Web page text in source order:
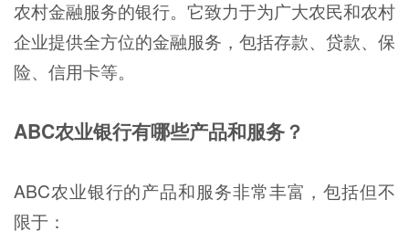
农村金融服务的银行。它致力于为广大农民和农村
企业提供全方位的金融服务，包括存款、贷款、保
险、信用卡等。
ABC农业银行有哪些产品和服务？
ABC农业银行的产品和服务非常丰富，包括但不
限于：